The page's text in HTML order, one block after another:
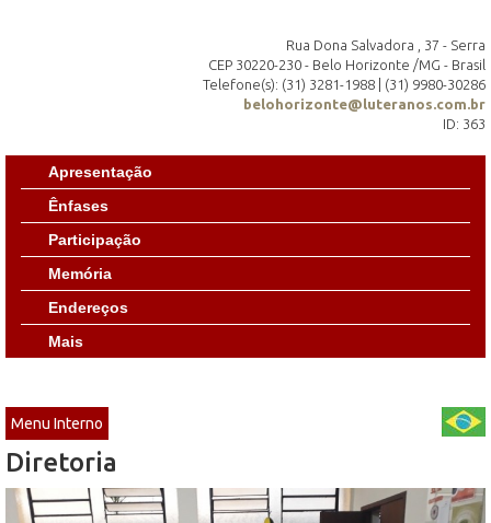
Rua Dona Salvadora , 37 - Serra
CEP 30220-230 - Belo Horizonte /MG - Brasil
Telefone(s): (31) 3281-1988 | (31) 9980-30286
belohorizonte@luteranos.com.br
ID: 363
Apresentação
Ênfases
Participação
Memória
Endereços
Mais
Menu Interno
Diretoria